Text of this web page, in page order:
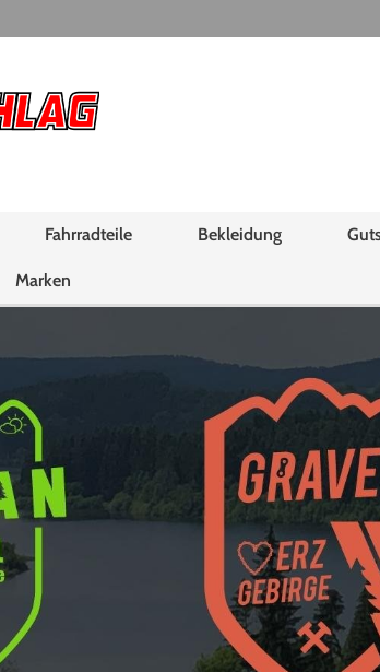
Fahrradteile Bekleidung
Marken